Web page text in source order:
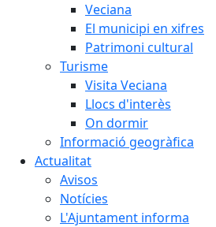
Veciana
El municipi en xifres
Patrimoni cultural
Turisme
Visita Veciana
Llocs d'interès
On dormir
Informació geogràfica
Actualitat
Avisos
Notícies
L'Ajuntament informa